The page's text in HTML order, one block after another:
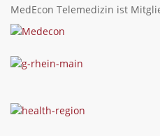
MedEcon Telemedizin ist